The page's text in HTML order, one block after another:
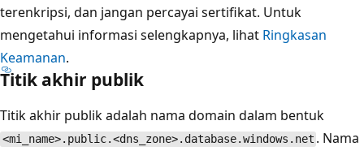
terenkripsi, dan jangan percayai sertifikat. Untuk
mengetahui informasi selengkapnya, lihat Ringkasan
Keamanan.
Titik akhir publik
Titik akhir publik adalah nama domain dalam bentuk
<mi_name>.public.<dns_zone>.database.windows.net . Nama